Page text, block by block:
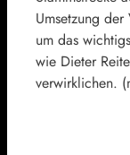
Umsetzung
um das
wie Dieter
verwirklichen.